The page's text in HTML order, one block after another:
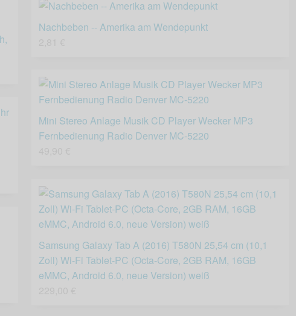
Nachbeben -- Amerika am Wendepunkt
Mini Stereo Anlage Musik CD Player Wecker MP3
Fernbedienung Radio Denver MC-5220
Samsung Galaxy Tab A (2016) T580N 25,54 cm (10,1
Zoll) Wi-Fi Tablet-PC (Octa-Core, 2GB RAM, 16GB
eMMC, Android 6.0, neue Version) weiß